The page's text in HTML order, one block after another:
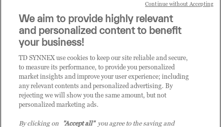
it.tdsynnex.com|eu.tdsynnex.com|tdsynnex.com
CATEGORIE
Categorie
We aim to provide highly relevant
and personalized content to benefit
your business!
TD SYNNEX use cookies to keep our site reliable and secure,
to measure its performance, to provide you personalized
market insights and improve your user experience; including
any relevant contents and personalized advertising. By
rejecting we will show you the same amount, but not
personalized marketing ads.
By clicking on "Accept all"you agree to the saving and
Continue without Accepting